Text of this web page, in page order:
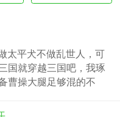
太平犬不做乱世人，可
国就穿越三国吧，我琢
曹操大腿足够混的不
天之志吗，能打个商量